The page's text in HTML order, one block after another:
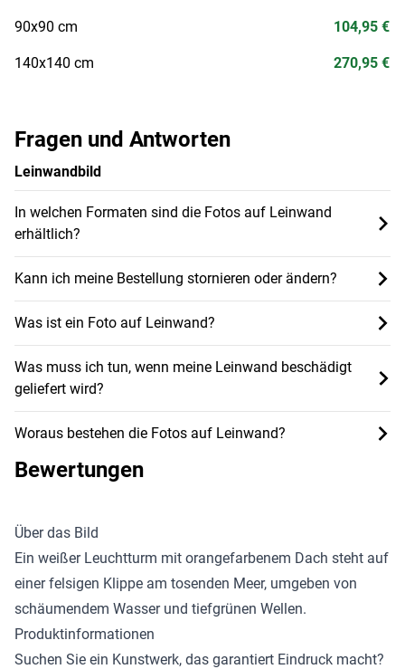
Fragen und Antworten
Leinwandbild
In welchen Formaten sind die Fotos auf Leinwand
erhältlich?
Kann ich meine Bestellung stornieren oder ändern?
Was ist ein Foto auf Leinwand?
Was muss ich tun, wenn meine Leinwand beschädigt
geliefert wird?
Woraus bestehen die Fotos auf Leinwand?
90x90 cm
140x140 cm
104,95 €
270,95 €
Bewertungen
Über das Bild
Ein weißer Leuchtturm mit orangefarbenem Dach steht auf
einer felsigen Klippe am tosenden Meer, umgeben von
schäumendem Wasser und tiefgrünen Wellen.
Produktinformationen
Suchen Sie ein Kunstwerk, das garantiert Eindruck macht?